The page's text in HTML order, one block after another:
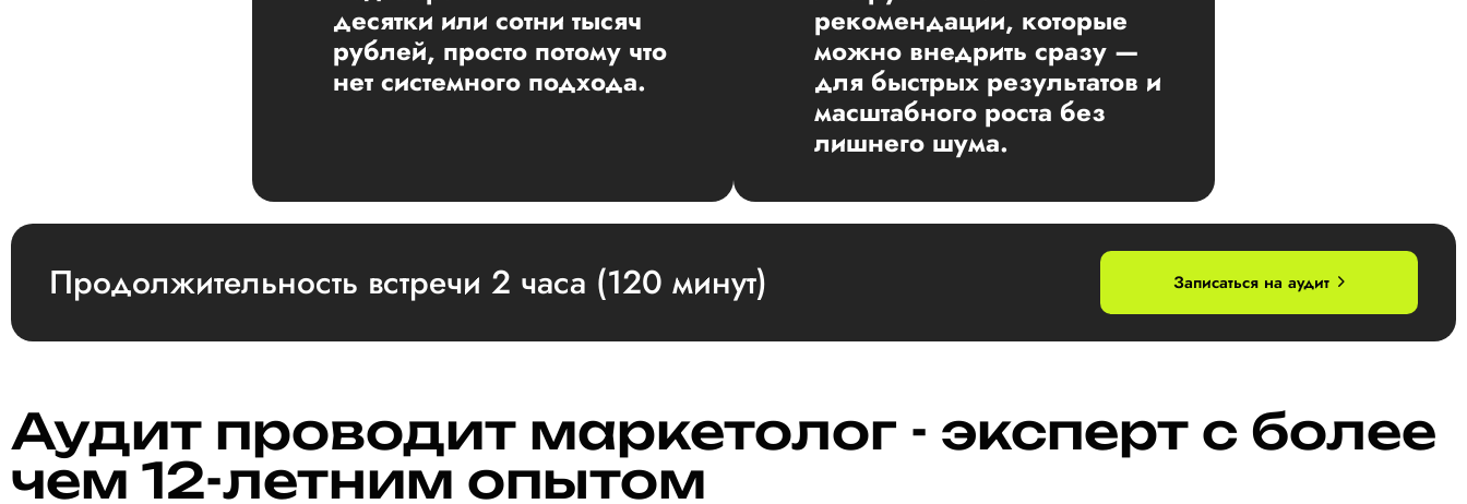
десятки или сотни тысяч
рублей, просто потому что
нет системного подхода.
рекомендации, которые
можно внедрить сразу —
для быстрых результатов и
масштабного роста без
лишнего шума.
Продолжительность встречи 2 часа (120 минут) Записаться на аудит
Аудит проводит маркетолог - эксперт с более
чем 12-летним опытом